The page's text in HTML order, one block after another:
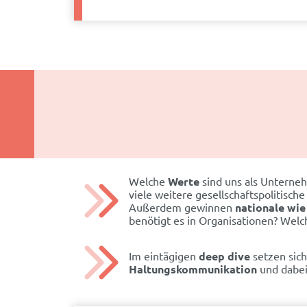
Welche Werte sind uns als
viele weitere
Außerdem gewinnen nationale
benötigt es in Organisationen?
Im eintägigen deep dive setzen
Haltungskommunikation und